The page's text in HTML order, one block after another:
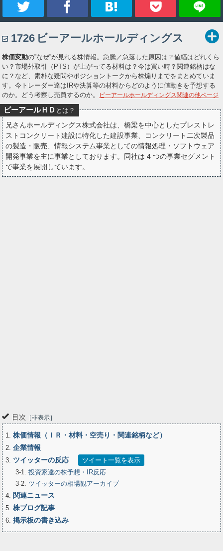
イ
ー
ト
ェ
ア
ッ
ク
マ
ー
ク
Pocket
1726 ビーアールホールディングス
株価変動の”なぜ”が見れる株情報。急騰／急落した原因は？値幅はどれくら
い？市場外取引（PTS）が上がってる材料は？今は買い時？関連銘柄はな
に？など、素朴な疑問やポジショントークから株煽りまでをまとめていま
す。今トレーダー達はIRや決算等の材料からどのように値動きを予想する
のか。どう考察し売買するのか。
ビーアールホールディングス関連の他ページ
ビーアールＨＤ とは？
兄さんホールディングス株式会社は、橋梁を中心としたプレストレ
ストコンクリート建設に特化した建設事業、コンクリート二次製品
の製造・販売、情報システム事業としての情報処理・ソフトウェア
開発事業を主に事業としております。同社は 4 つの事業セグメント
で事業を展開しています。
目次 非表示
1 株価情報（ＩＲ・材料・空売り・関連銘柄など）
2 企業情報
3 ツイッターの反応
ツイート一覧を表示
3-1 投資家達の株予想・IR反応
3-2 ツイッターの相場観アーカイブ
4
関連ニュース
5 株ブログ記事
6 掲示板の書き込み